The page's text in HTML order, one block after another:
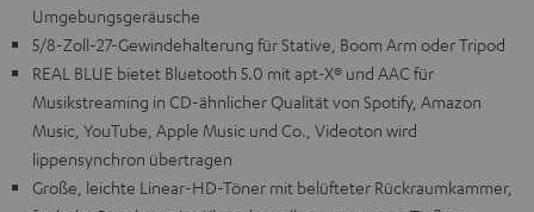
Umgebungsgeräusche
5/8-Zoll-27-Gewindehalterung für Stative, Boom Arm oder Tripod
REAL BLUE bietet Bluetooth 5.0 mit apt-X® und AAC für
Musikstreaming in CD-ähnlicher Qualität von Spotify, Amazon
Music, YouTube, Apple Music und Co., Videoton wird
lippensynchron übertragen
Große, leichte Linear-HD-Töner mit belüfteter Rückraumkammer,